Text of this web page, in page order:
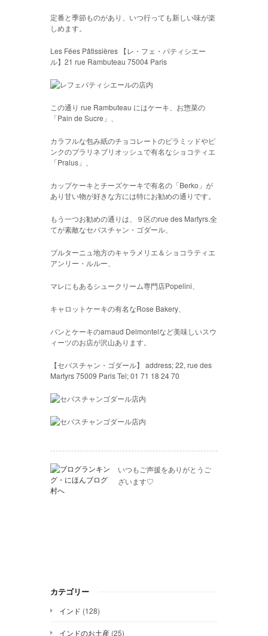
定番と季節ものがあり、いつ行っても新しい味が楽
しめます。
Les Fées Pâtissières 【レ・フェ・パティシエー
ル】21 rue Rambuteau 75004 Paris
この通り rue Rambuteau にはケーキ、お惣菜の
「Pain de Sucre」、
カラフルな包み紙のチョコレートのピラミッドやピ
ンクのプラリネブリオッシュで有名なショコティエ
「Pralus」、
カップケーキとチーズケーキで有名の「Berko」が
あり甘い物が好きな方には特にお勧めの通りです。
もう一つお勧めの通りは、９区のrue des Martyrs.全
てが素敵なセバスチャン・ゴダール、
ブルターニュ地方のキャラメリエ＆ショコラティエ
アンリー・ルルー、
マレにもあるシュークリーム専門店Popelini、
キャロットケーキの有名なRose Bakery、
パンとケーキのarnaud Delmontelなど美味しいスウ
ィーツのお店が沢山あります。
【セバスチャン・ゴダール】 address; 22, rue des
Martyrs 75009 Paris Tel; 01 71 18 24 70
いつもご声援をありがとうご
ざいます♡
カテゴリー
インド (128)
インドのお土産 (25)